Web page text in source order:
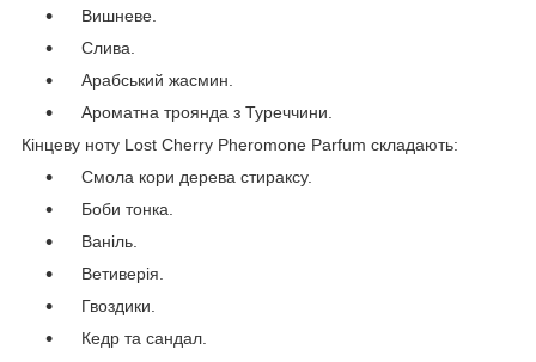
Вишневе.
Слива.
Арабський жасмин.
Ароматна троянда з Туреччини.
Кінцеву ноту Lost Cherry Pheromone Parfum складають:
Смола кори дерева стираксу.
Боби тонка.
Ваніль.
Ветиверія.
Гвоздики.
Кедр та сандал.